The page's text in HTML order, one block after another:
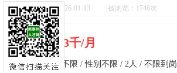
刷新于：2026-01-13 被浏览：1746次
2千5-3千/月
不限 / 不限 / 性别不限 / 2人 / 不限到岗